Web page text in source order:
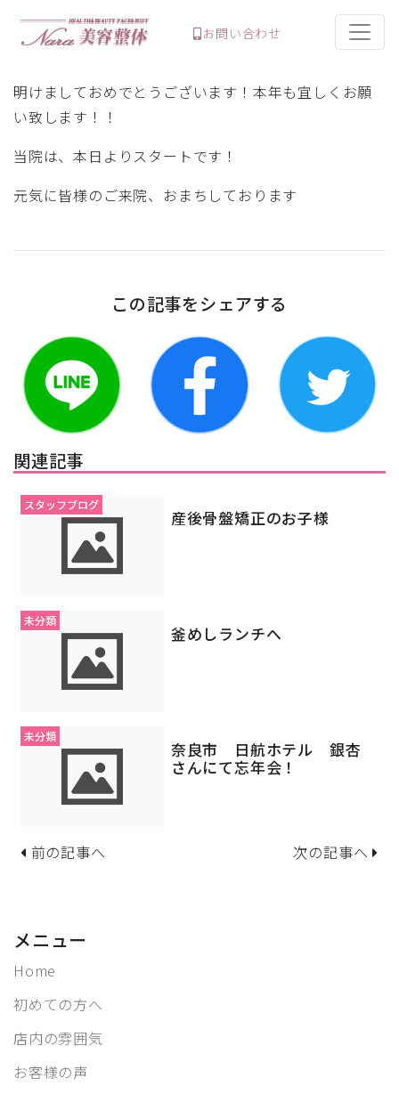
お問い合わせ
明けましておめでとうございます！本年も宜しくお願
い致します！！
当院は、本日よりスタートです！
元気に皆様のご来院、おまちしております
この記事をシェアする
関連記事
スタッフブログ
産後骨盤矯正のお子様
未分類
釜めしランチへ
未分類
奈良市 日航ホテル 銀杏
さんにて忘年会！
前の記事へ 次の記事へ
メニュー
Home
初めての方へ
店内の雰囲気
お客様の声